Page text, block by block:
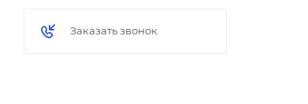
Заказать звонок